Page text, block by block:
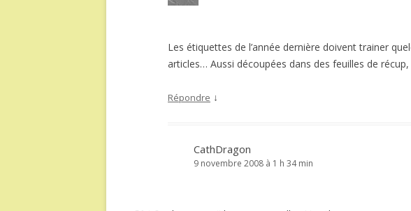
Les étiquettes de l’année dernière doivent trainer
articles… Aussi découpées dans des feuilles de récup,
Répondre ↓
CathDragon
9 novembre 2008 à 1 h 34 min